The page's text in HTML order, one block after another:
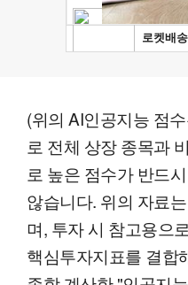
(위의 AI인공지능 점
로 전체 상장 종목과
로 높은 점수가 반드
않습니다. 위의 자료
며, 투자 시 참고용으
핵심투자지표를 결합